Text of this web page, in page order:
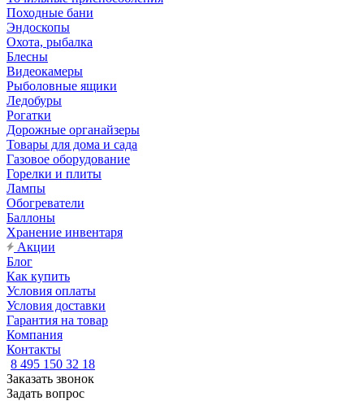
Походные бани
Эндоскопы
Охота, рыбалка
Блесны
Видеокамеры
Рыболовные ящики
Ледобуры
Рогатки
Дорожные органайзеры
Товары для дома и сада
Газовое оборудование
Горелки и плиты
Лампы
Обогреватели
Баллоны
Хранение инвентаря
Акции
Блог
Как купить
Условия оплаты
Условия доставки
Гарантия на товар
Компания
Контакты
8 495 150 32 18
Заказать звонок
Задать вопрос